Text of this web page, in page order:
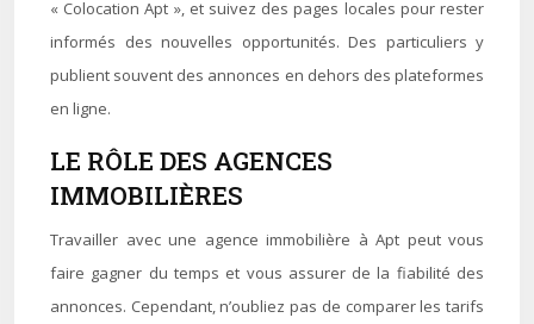
« Colocation Apt », et suivez des pages locales pour rester
informés des nouvelles opportunités. Des particuliers y
publient souvent des annonces en dehors des plateformes
en ligne.
LE RÔLE DES AGENCES
IMMOBILIÈRES
Travailler avec une agence immobilière à Apt peut vous
faire gagner du temps et vous assurer de la fiabilité des
annonces. Cependant, n’oubliez pas de comparer les tarifs